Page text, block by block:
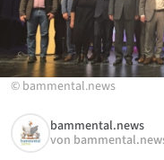
© bammental.news
bammental.news
von